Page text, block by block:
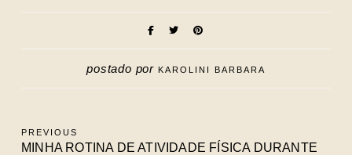
postado por KAROLINI BARBARA
PREVIOUS
MINHA ROTINA DE ATIVIDADE FÍSICA DURANTE